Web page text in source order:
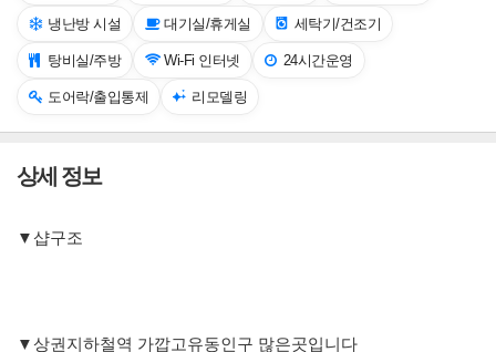
냉난방 시설 대기실/휴게실 세탁기/건조기
탕비실/주방 Wi-Fi 인터넷 24시간운영
도어락/출입통제 리모델링
상세 정보
▼샵구조
▼상권지하철역 가깝고유동인구 많은곳입니다